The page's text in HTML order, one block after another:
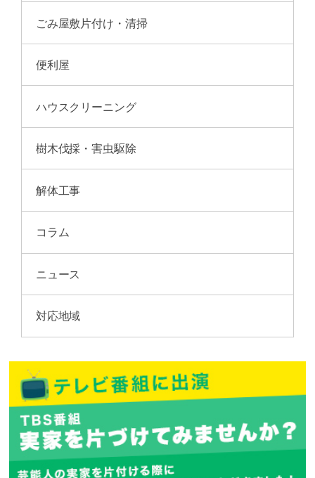
ごみ屋敷片付け・清掃
便利屋
ハウスクリーニング
樹木伐採・害虫駆除
解体工事
コラム
ニュース
対応地域